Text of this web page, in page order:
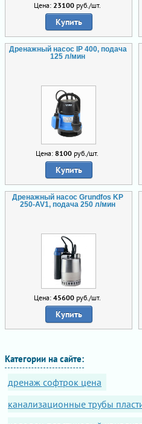
Цена: 23100руб./шт.
Купить
Дренажный насос IP 400, подача
125 л/мин
Цена: 8100 руб./шт.
Купить
Дренажный насос Grundfos KP
250-AV1, подача 250 л/мин
Цена: 45600руб./шт.
Купить
Категории на сайте:
дренаж софтрок цена
канализационные трубы